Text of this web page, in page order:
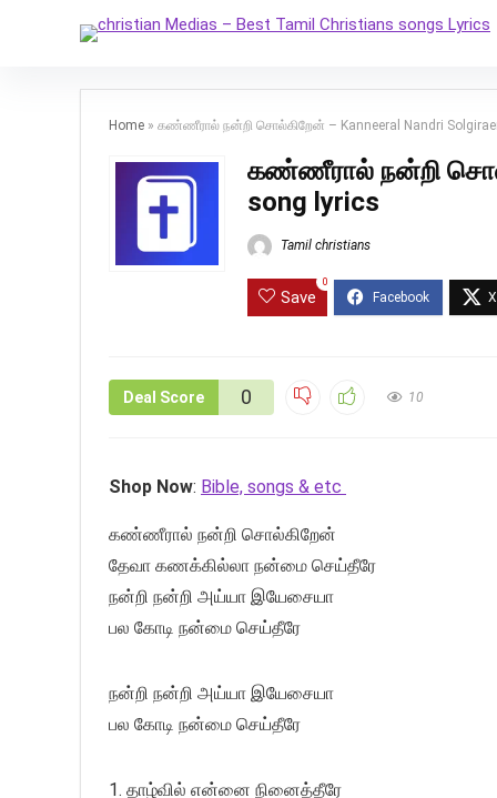
Home » கண்ணீரால் நன்றி சொல்கிறேன் – Kanneeral Nandri
கண்ணீரால் நன்றி
song lyrics
Tamil christians
Save
0
Deal Score 0 10
Shop Now: Bible, songs & etc
கண்ணீரால் நன்றி சொல்கிறேன்
தேவா கணக்கில்லா நன்மை செய்தீரே
நன்றி நன்றி அய்யா இயேசையா
பல கோடி நன்மை செய்தீரே
நன்றி நன்றி அய்யா இயேசையா
பல கோடி நன்மை செய்தீரே
1. தாழ்வில் என்னை நினைத்தீரே